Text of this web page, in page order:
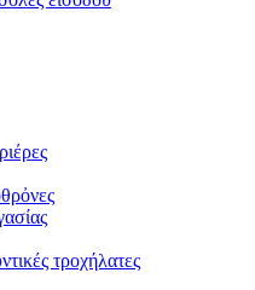
τροχήλατες